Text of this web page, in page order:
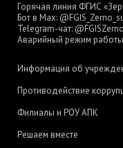
Горячая линия ФГИС
Бот в Max:
Telegram-чат:
Аварийный режим работы
Информация об
Противодействие
Филиалы и РОУ АПК
Решаем вместе